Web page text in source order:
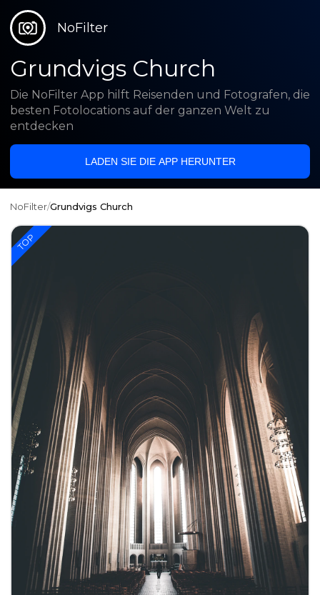
NoFilter
Grundvigs Church
Die NoFilter App hilft Reisenden und Fotografen, die
besten Fotolocations auf der ganzen Welt zu
entdecken
LADEN SIE DIE APP HERUNTER
NoFilter/Grundvigs Church
TOP